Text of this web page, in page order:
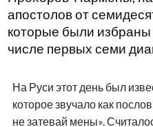
апостолов от
которые были
числе первых семи
На Руси этот день был
которое звучало как
не затевай мены».